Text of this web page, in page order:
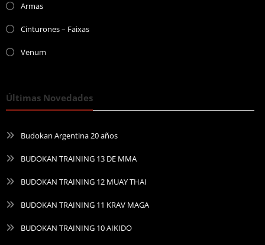
Armas
Cinturones – Faixas
Venum
Últimas Novedades
Budokan Argentina 20 años
BUDOKAN TRAINING 13 DE MMA
BUDOKAN TRAINING 12 MUAY THAI
BUDOKAN TRAINING 11 KRAV MAGA
BUDOKAN TRAINING 10 AIKIDO